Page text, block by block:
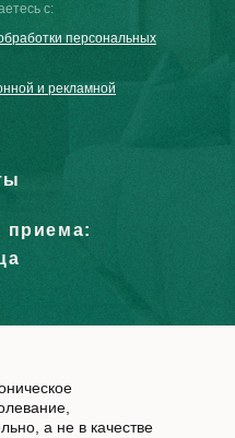
с:
персональных
и рекламной
приема:
а не в качестве